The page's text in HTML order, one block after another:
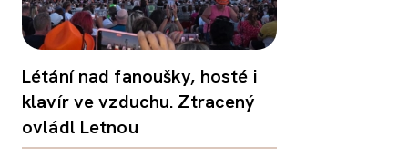
Létání nad fanoušky, hosté i
klavír ve vzduchu. Ztracený
ovládl Letnou